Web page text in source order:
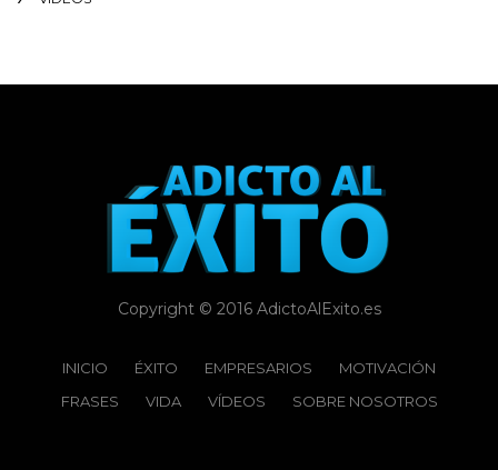
Copyright © 2016 AdictoAlExito.es
INICIO ÉXITO‬ EMPRESARIOS
MOTIVACIÓN
FRASES
VIDA VÍDEOS SOBRE NOSOTROS